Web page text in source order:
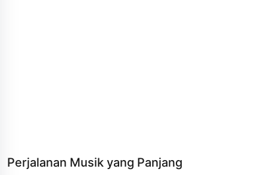
Perjalanan Musik yang Panjang